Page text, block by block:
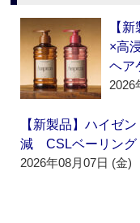
【
×高
ヘア
2026
【新製品】ハイゼ
減 CSLベーリング
2026年08月07日 (金)